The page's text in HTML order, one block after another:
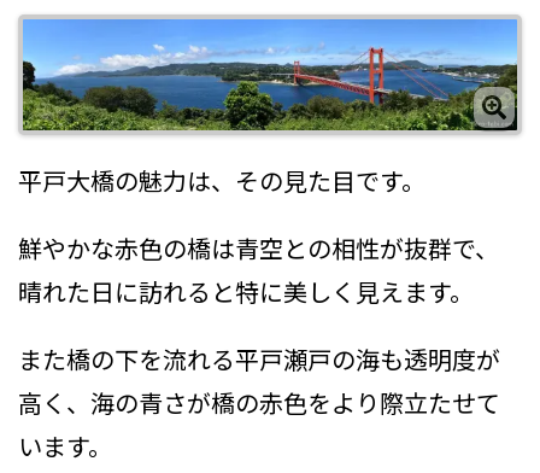
平戸大橋の魅力は、その見た目です。
鮮やかな赤色の橋は青空との相性が抜群で、
晴れた日に訪れると特に美しく見えます。
また橋の下を流れる平戸瀬戸の海も透明度が
高く、海の青さが橋の赤色をより際立たせて
います。